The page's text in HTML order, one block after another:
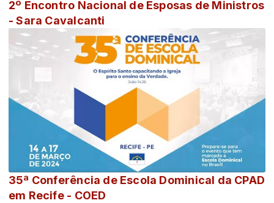
2º Encontro Nacional de Esposas de Ministros
- Sara Cavalcanti
35ª Conferência de Escola Dominical da CPAD
em Recife - COED